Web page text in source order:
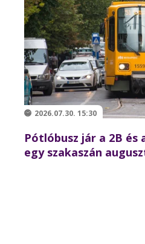
2026.07.30. 15:30
Pótlóbusz jár a 2B és
egy szakaszán